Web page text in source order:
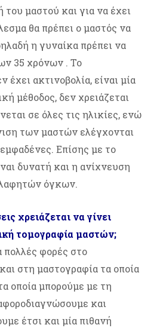
του μαστού και για να έχει
θα πρέπει ο μαστός να
η γυναίκα πρέπει να
35 χρόνων . Το
ακτινοβολία, είναι μία
μέθοδος, δεν χρειάζεται
σε όλες τις ηλικίες, ενώ
των μαστών ελέγχονται
Eπίσης με το
δυνατή και η ανίχνευση
όγκων.
χρειάζεται να γίνει
τομογραφία μαστών;
φορές στο
στη μαστογραφία τα οποία
οποία μπορούμε με τη
και
έτσι και μία πιθανή